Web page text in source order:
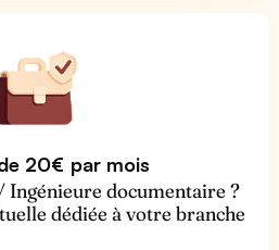
20€ par mois
Ingénieure documentaire ?
dédiée à votre branche